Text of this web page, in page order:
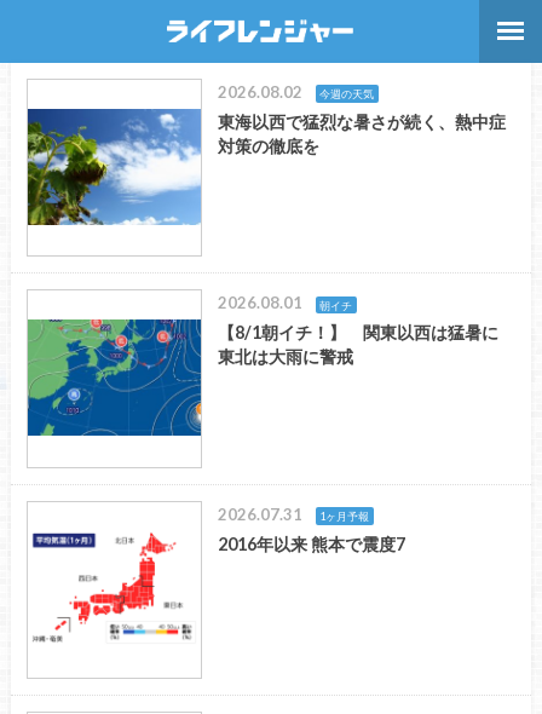
2026.08.02 今週の天気
東海以西で猛烈な暑さが続く、熱中症
対策の徹底を
2026.08.01 朝イチ
【8/1朝イチ！】 関東以西は猛暑に
東北は大雨に警戒
2026.07.31 1ヶ月予報
2016年以来 熊本で震度7